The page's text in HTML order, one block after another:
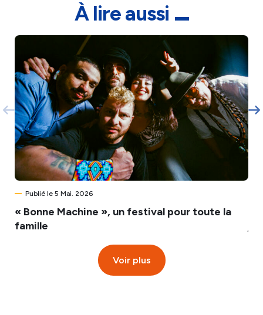
À lire aussi
Publié le 5 Mai. 2026
« Bonne Machine », un festival pour toute la
famille
Voir plus